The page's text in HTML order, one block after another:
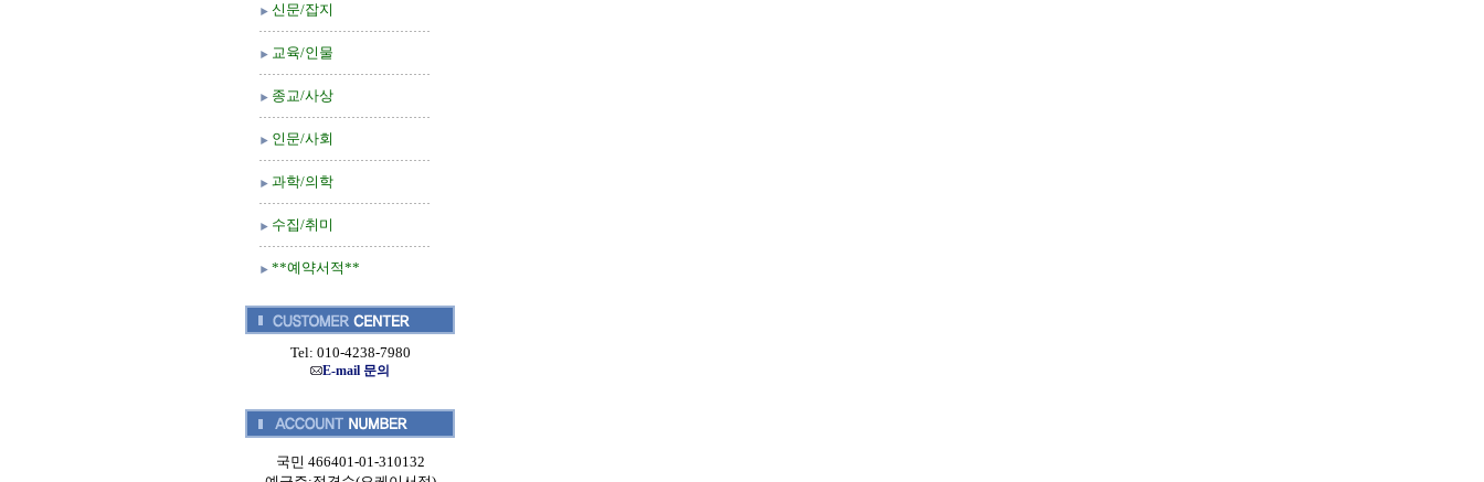
신문/잡지
교육/인물
종교/사상
인문/사회
과학/의학
수집/취미
**예약서적**
Tel: 010-4238-7980
E-mail 문의
국민 466401-01-310132